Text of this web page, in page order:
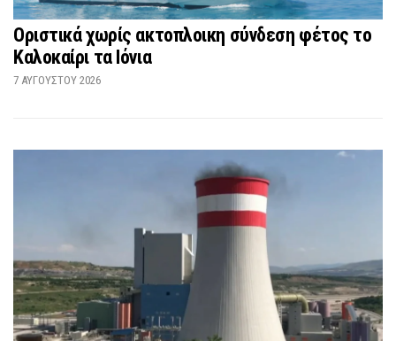
Οριστικά χωρίς ακτοπλοικη σύνδεση φέτος το
Καλοκαίρι τα Ιόνια
7 ΑΥΓΟΎΣΤΟΥ 2026